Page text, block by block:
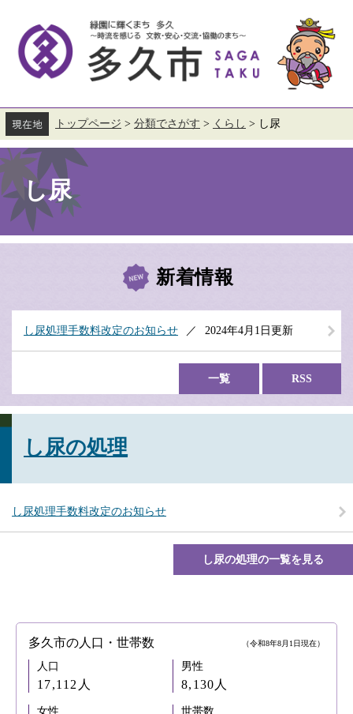
す。
し
本
文
へ
トップページ > 分類でさがす > くらし > し尿
本
文
し尿
新着情報
し尿処理手数料改定のお知らせ 2024年4月1日更新
一覧 RSS
し尿の処理
し尿処理手数料改定のお知らせ
し尿の処理の一覧を見る
多久市の人口・世帯数 （令和8年8月1日現在）
人口
17,112人
男性
8,130人
女性 世帯数